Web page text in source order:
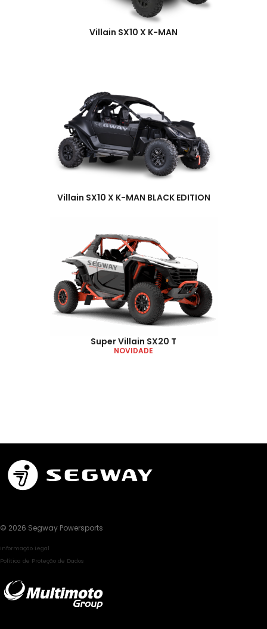
Villain SX10 X K-MAN
Villain SX10 X K-MAN BLACK EDITION
Super Villain SX20 T
NOVIDADE
© 2026 Segway Powersports
Informação Legal
Política de Proteção de Dados